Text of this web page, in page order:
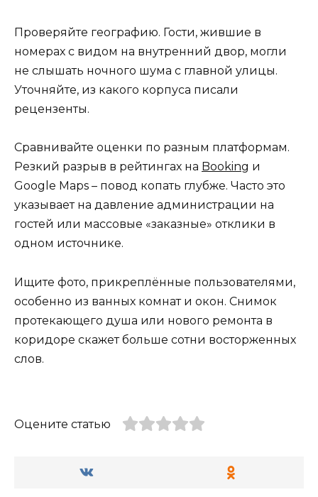
Проверяйте географию. Гости, жившие в
номерах с видом на внутренний двор, могли
не слышать ночного шума с главной улицы.
Уточняйте, из какого корпуса писали
рецензенты.
Сравнивайте оценки по разным платформам.
Резкий разрыв в рейтингах на Booking и
Google Maps – повод копать глубже. Часто это
указывает на давление администрации на
гостей или массовые «заказные» отклики в
одном источнике.
Ищите фото, прикреплённые пользователями,
особенно из ванных комнат и окон. Снимок
протекающего душа или нового ремонта в
коридоре скажет больше сотни восторженных
слов.
Оцените статью